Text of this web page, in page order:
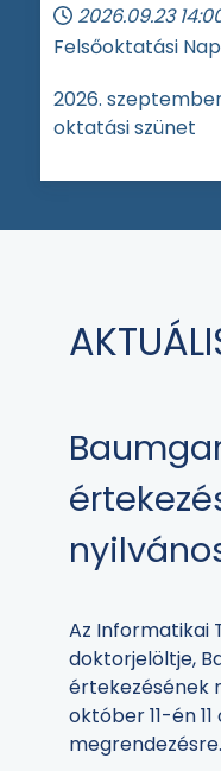
2026.09.23
Felsőoktatási Nap
2026.
oktatási szünet
Az Informatikai
doktorjelöltje,
értekezésének
október 11-én
megrendezésre.